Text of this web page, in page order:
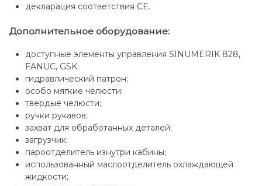
декларация соответствия CE.
Дополнительное оборудование:
доступные элементы управления SINUMERIK 828,
FANUC, GSK;
гидравлический патрон;
особо мягкие челюсти;
твердые челюсти;
ручки рукавов;
захват для обработанных деталей;
загрузчик;
пароотделитель изнутри кабины;
использованный маслоотделитель охлаждающей
жидкости;